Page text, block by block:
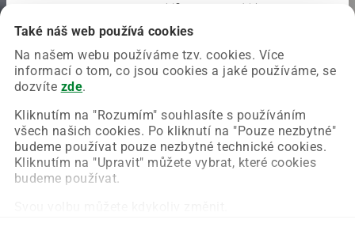
Také náš web používá cookies
Na našem webu používáme tzv. cookies. Více
informací o tom, co jsou cookies a jaké používáme, se
dozvíte zde.
Kliknutím na "Rozumím" souhlasíte s používáním
všech našich cookies. Po kliknutí na "Pouze nezbytné"
budeme používat pouze nezbytné technické cookies.
Kliknutím na "Upravit" můžete vybrat, které cookies
budeme používat.
Chyba nastala na naší straně a už ji opravujeme.
Zkuste prosím znovu načíst požadovanou stránku.
Obnovit stránku Úvodní strana